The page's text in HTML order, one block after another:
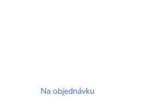
Na objednávku